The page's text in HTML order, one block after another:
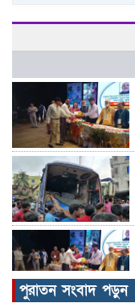
পুরাতন সংবাদ পড়ুন